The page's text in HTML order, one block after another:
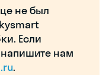
не был
Если
напишите нам
.